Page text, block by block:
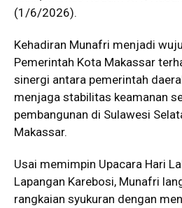
(1/6/2026).
Kehadiran Munafri menjadi
Pemerintah Kota Makassar
sinergi antara pemerintah
menjaga stabilitas keamanan
pembangunan di Sulawesi
Makassar.
Usai memimpin Upacara Hari
Lapangan Karebosi, Munafri
rangkaian syukuran dengan